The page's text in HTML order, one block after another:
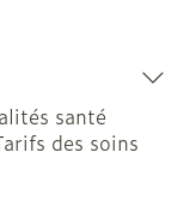
santé
des soins